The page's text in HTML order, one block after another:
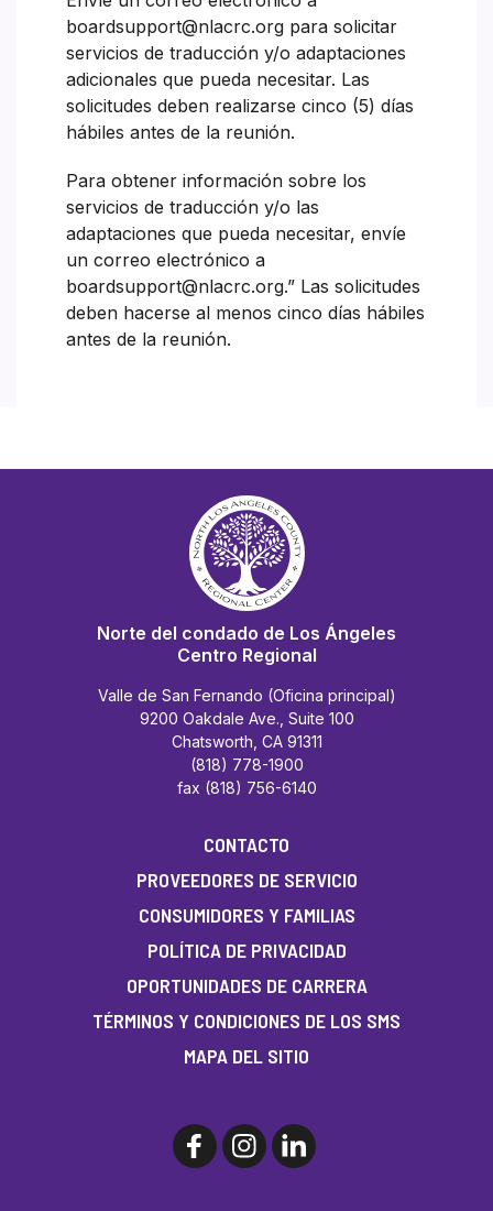
boardsupport@nlacrc.org para solicitar
servicios de traducción y/o adaptaciones
adicionales que pueda necesitar. Las
solicitudes deben realizarse cinco (5) días
hábiles antes de la reunión.
Para obtener información sobre los
servicios de traducción y/o las
adaptaciones que pueda necesitar, envíe
un correo electrónico a
boardsupport@nlacrc.org.” Las solicitudes
deben hacerse al menos cinco días hábiles
antes de la reunión.
Norte del condado de Los Ángeles
Centro Regional
Valle de San Fernando (Oficina principal)
9200 Oakdale Ave., Suite 100
Chatsworth, CA 91311
(818) 778-1900
fax (818) 756-6140
CONTACTO
PROVEEDORES DE SERVICIO
CONSUMIDORES Y FAMILIAS
POLÍTICA DE PRIVACIDAD
OPORTUNIDADES DE CARRERA
TÉRMINOS Y CONDICIONES DE LOS SMS
MAPA DEL SITIO